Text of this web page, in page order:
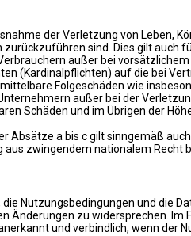
der Verletzung von Leben,
sind. Dies gilt auch
außer bei
(Kardinalpflichten) auf die bei
Folgeschäden wie
außer bei der
Schäden und im Übrigen der
Absätze a bis c gilt sinngemäß
zwingendem nationalem Recht
Nutzungsbedingungen und die
Änderungen zu widersprechen.
und verbindlich, wenn der